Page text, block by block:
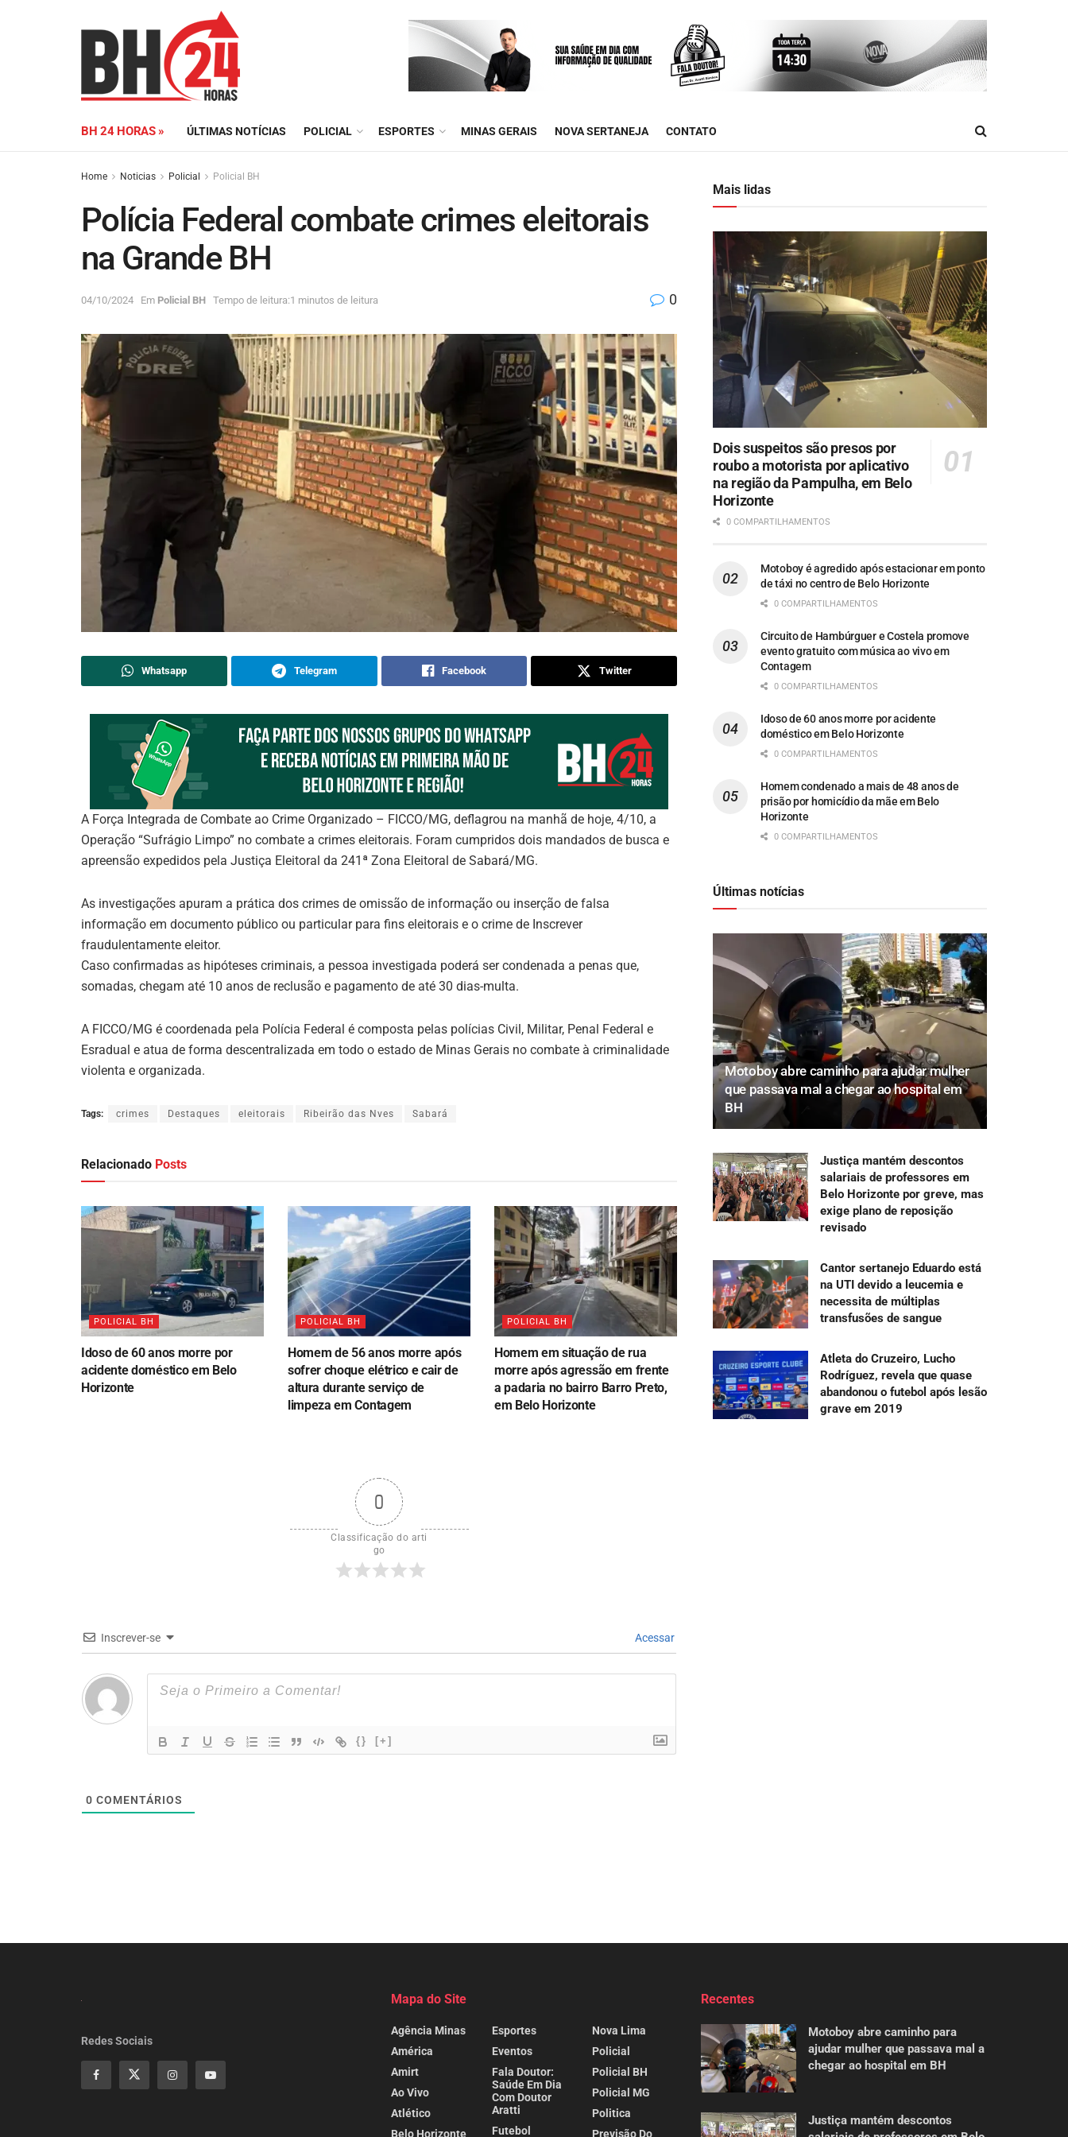
BH 24 HORAS » ÚLTIMAS NOTÍCIAS POLICIAL ESPORTES MINAS GERAIS NOVA SERTANEJA CONTATO
Home Noticias Policial Policial BH
Polícia Federal combate crimes eleitorais
na Grande BH
04/10/2024 Em Policial BH Tempo de leitura:1 minutos de leitura 0
Whatsapp Telegram Facebook Twitter
A Força Integrada de Combate ao Crime Organizado – FICCO/MG, deflagrou na manhã de hoje, 4/10, a
Operação “Sufrágio Limpo” no combate a crimes eleitorais. Foram cumpridos dois mandados de busca e
apreensão expedidos pela Justiça Eleitoral da 241ª Zona Eleitoral de Sabará/MG.
As investigações apuram a prática dos crimes de omissão de informação ou inserção de falsa
informação em documento público ou particular para fins eleitorais e o crime de Inscrever
fraudulentamente eleitor.
Caso confirmadas as hipóteses criminais, a pessoa investigada poderá ser condenada a penas que,
somadas, chegam até 10 anos de reclusão e pagamento de até 30 dias-multa.
A FICCO/MG é coordenada pela Polícia Federal é composta pelas polícias Civil, Militar, Penal Federal e
Esradual e atua de forma descentralizada em todo o estado de Minas Gerais no combate à criminalidade
violenta e organizada.
Tags: crimes Destaques eleitorais Ribeirão das Nves Sabará
Relacionado Posts
POLICIAL BH
Idoso de 60 anos morre por
acidente doméstico em Belo
Horizonte
POLICIAL BH
Homem de 56 anos morre após
sofrer choque elétrico e cair de
altura durante serviço de
limpeza em Contagem
POLICIAL BH
Homem em situação de rua
morre após agressão em frente
a padaria no bairro Barro Preto,
em Belo Horizonte
0
Classificação do arti
go
Inscrever-se Acessar
{} [+]
0 COMENTÁRIOS
Mais lidas
Dois suspeitos são presos por
roubo a motorista por aplicativo
na região da Pampulha, em Belo
Horizonte
0 COMPARTILHAMENTOS
Motoboy é agredido após estacionar em ponto
de táxi no centro de Belo Horizonte
0 COMPARTILHAMENTOS
Circuito de Hambúrguer e Costela promove
evento gratuito com música ao vivo em
Contagem
0 COMPARTILHAMENTOS
Idoso de 60 anos morre por acidente
doméstico em Belo Horizonte
0 COMPARTILHAMENTOS
Homem condenado a mais de 48 anos de
prisão por homicídio da mãe em Belo
Horizonte
0 COMPARTILHAMENTOS
Últimas notícias
Motoboy abre caminho para ajudar mulher
que passava mal a chegar ao hospital em
BH
Justiça mantém descontos
salariais de professores em
Belo Horizonte por greve, mas
exige plano de reposição
revisado
Cantor sertanejo Eduardo está
na UTI devido a leucemia e
necessita de múltiplas
transfusões de sangue
Atleta do Cruzeiro, Lucho
Rodríguez, revela que quase
abandonou o futebol após lesão
grave em 2019
Redes Sociais
Mapa do Site
Agência Minas
América
Amirt
Ao Vivo
Atlético
Belo Horizonte
Esportes
Eventos
Fala Doutor:
Saúde Em Dia
Com Doutor
Aratti
Futebol
Nova Lima
Policial
Policial BH
Policial MG
Politica
Previsão Do
Recentes
Motoboy abre caminho para
ajudar mulher que passava mal a
chegar ao hospital em BH
Justiça mantém descontos